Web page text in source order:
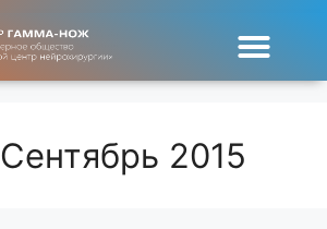
Сентябрь 2015